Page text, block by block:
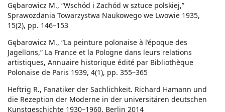
Gębarowicz M., “Wschód i Zachód w sztuce polskiej,”
Sprawozdania Towarzystwa Naukowego we Lwowie 1935,
15(2), pp. 146–153
Gębarowicz M., “La peinture polonaise à l’époque des
Jagellons,” La France et la Pologne dans leurs relations
artistiques, Annuaire historique édité par Bibliothèque
Polonaise de Paris 1939, 4(1), pp. 355–365
Heftrig R., Fanatiker der Sachlichkeit. Richard Hamann und
die Rezeption der Moderne in der universitären deutschen
Kunstgeschichte 1930–1960, Berlin 2014